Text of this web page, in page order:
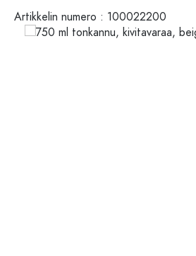
Artikkelin numero : 100022200